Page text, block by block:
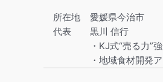
所在地
代表
愛媛県今治市
黒川 信行
・KJ式“売る力”
・地域食材開発